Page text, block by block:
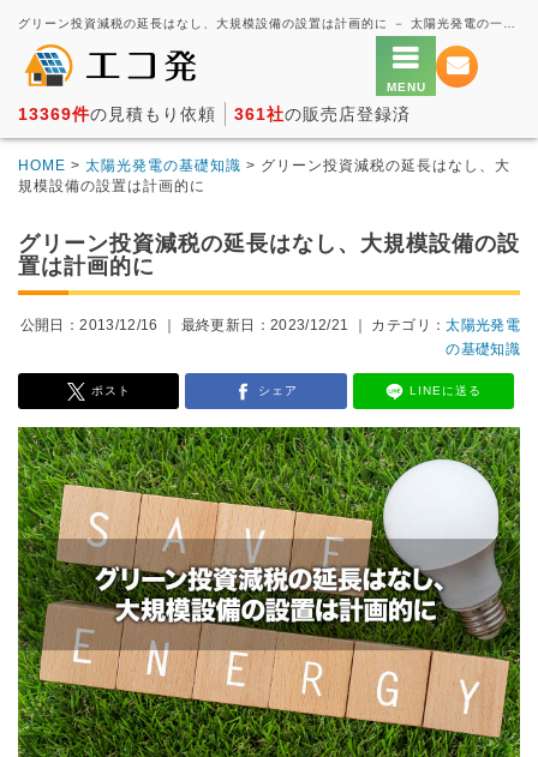
13369件の見積もり依頼 361社の販売店登録済
HOME > 太陽光発電の基礎知識 > グリーン投資減税の延長はなし、大
規模設備の設置は計画的に
グリーン投資減税の延長はなし、大規模設備の設
置は計画的に
公開日：2013/12/16 ｜ 最終更新日：2023/12/21 ｜ カテゴリ：太陽光発電
の基礎知識
ポスト シェア LINEに送る